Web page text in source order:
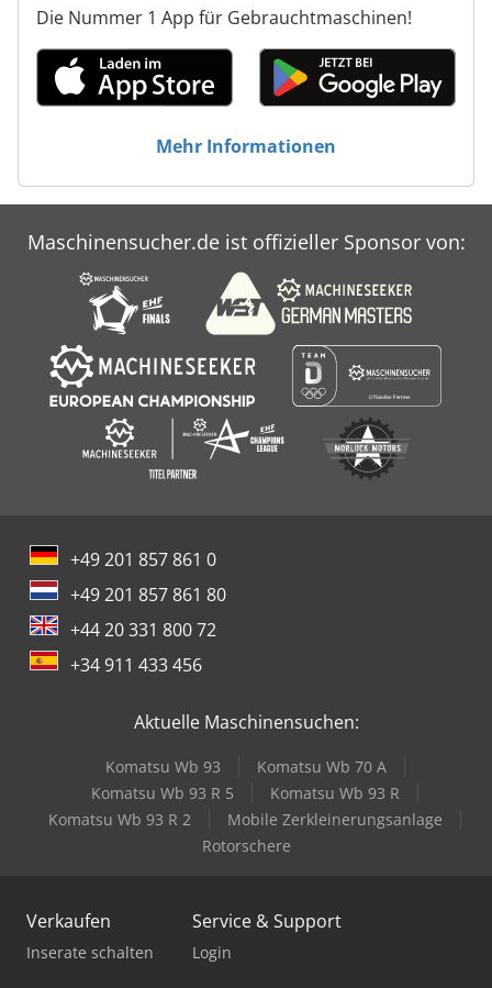
Die Nummer 1 App für Gebrauchtmaschinen!
Mehr Informationen
Maschinensucher.de ist offizieller Sponsor von:
+49 201 857 861 0
+49 201 857 861 80
+44 20 331 800 72
+34 911 433 456
Aktuelle Maschinensuchen:
Komatsu Wb 93
Komatsu Wb 70 A
Komatsu Wb 93 R 5
Komatsu Wb 93 R
Komatsu Wb 93 R 2
Mobile Zerkleinerungsanlage
Rotorschere
Verkaufen
Inserate schalten
Service & Support
Login